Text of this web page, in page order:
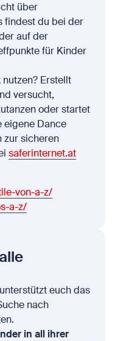
über
findest du bei der
auf der
für Kinder
nutzen? Erstellt
versucht,
oder startet
eigene Dance
zur sicheren
saferinternet.at
von-a-z/
a-z/
euch das
nach
in all ihrer